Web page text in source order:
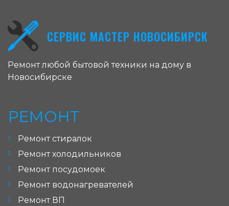
СЕРВИС МАСТЕР НОВОСИБИРСК
Ремонт любой бытовой техники на дому в
Новосибирске
РЕМОНТ
Ремонт стиралок
Ремонт холодильников
Ремонт посудомоек
Ремонт водонагревателей
Ремонт ВП